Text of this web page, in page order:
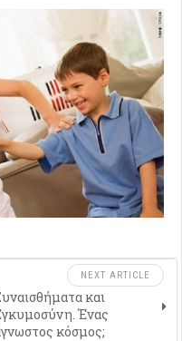
NEXT ARTICLE
και
Ένας
κόσμος;